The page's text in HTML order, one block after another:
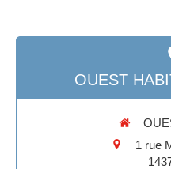
OUEST
1 rue